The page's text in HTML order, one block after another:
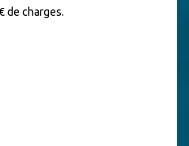
de charges.